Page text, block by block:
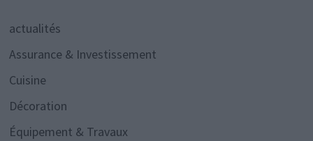
actualités
Assurance & Investissement
Cuisine
Décoration
Équipement & Travaux